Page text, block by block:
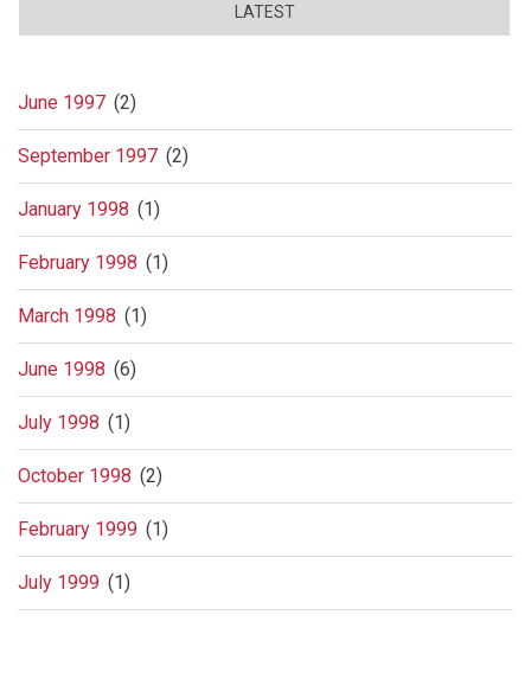
LATEST
June 1997 (2)
September 1997 (2)
January 1998 (1)
February 1998 (1)
March 1998 (1)
June 1998 (6)
July 1998 (1)
October 1998 (2)
February 1999 (1)
July 1999 (1)